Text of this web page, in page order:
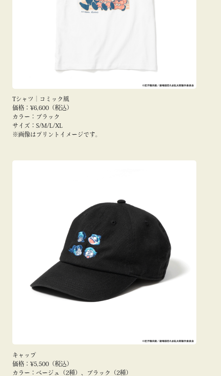
Tシャツ｜コミック風
価格：¥6,600（税込）
カラー：ブラック
サイズ：S/M/L/XL
※画像はプリントイメージです。
キャップ
価格：¥5,500（税込）
カラー：ベージュ（2種）、ブラック（2種）